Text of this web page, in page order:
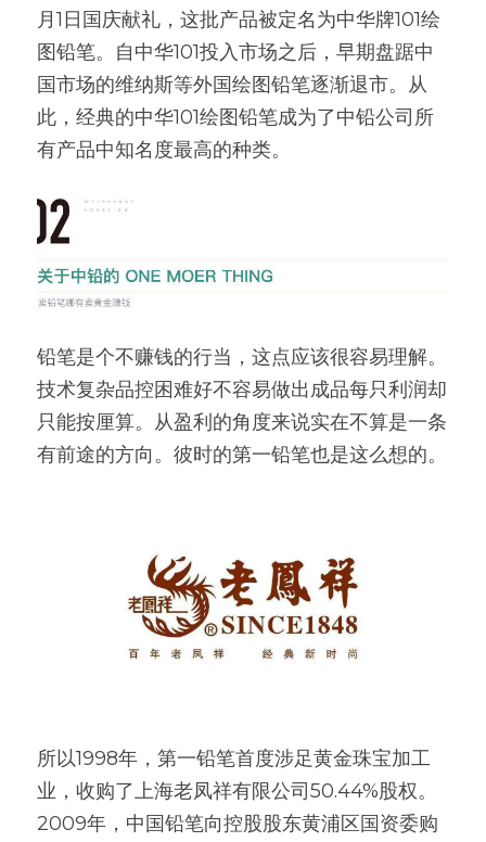
月1日国庆献礼，这批产品被定名为中华牌101绘
图铅笔。自中华101投入市场之后，早期盘踞中
国市场的维纳斯等外国绘图铅笔逐渐退市。从
此，经典的中华101绘图铅笔成为了中铅公司所
有产品中知名度最高的种类。
铅笔是个不赚钱的行当，这点应该很容易理解。
技术复杂品控困难好不容易做出成品每只利润却
只能按厘算。从盈利的角度来说实在不算是一条
有前途的方向。彼时的第一铅笔也是这么想的。
所以1998年，第一铅笔首度涉足黄金珠宝加工
业，收购了上海老凤祥有限公司50.44%股权。
2009年，中国铅笔向控股股东黄浦区国资委购